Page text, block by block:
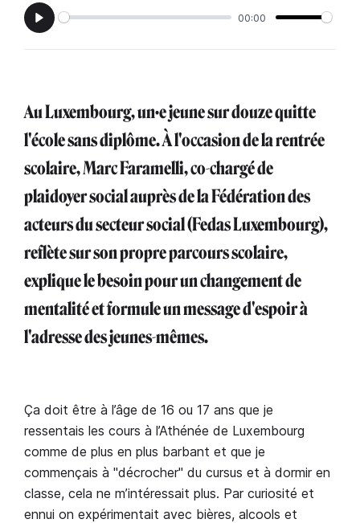
Play
00:00
Au Luxembourg, un·e jeune sur douze quitte
l'école sans diplôme. À l'occasion de la rentrée
scolaire, Marc Faramelli, co-chargé de
plaidoyer social auprès de la Fédération des
acteurs du secteur social (Fedas Luxembourg),
reflète sur son propre parcours scolaire,
explique le besoin pour un changement de
mentalité et formule un message d'espoir à
l'adresse des jeunes-mêmes.
Ça doit être à l’âge de 16 ou 17 ans que je
ressentais les cours à l’Athénée de Luxembourg
comme de plus en plus barbant et que je
commençais à "décrocher" du cursus et à dormir en
classe, cela ne m’intéressait plus. Par curiosité et
ennui on expérimentait avec bières, alcools et